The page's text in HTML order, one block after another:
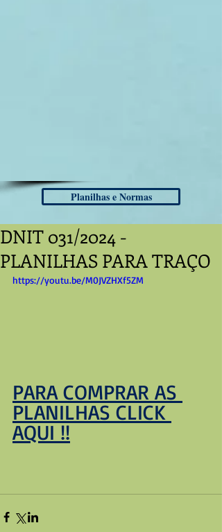
Planilhas e Normas
DNIT 031/2024 -
PLANILHAS PARA TRAÇO
https://youtu.be/M0JVZHXf5ZM
PARA COMPRAR AS
PLANILHAS CLICK
AQUI !!